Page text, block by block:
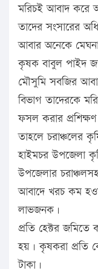
মরিচই আবাদ করে
তাদের সংসারের
আবার অনেকে
কৃষক বাবুল পাইদ
মৌসুমি সবজির
বিভাগ তাদেরকে
ফসল করার
তাহলে চরাঞ্চলের
হাইমচর উপজেলা
উপজেলার
আবাদে খরচ কম
লাভজনক।
প্রতি হেক্টর
হয়। কৃষকরা প্রতি
টাকা।